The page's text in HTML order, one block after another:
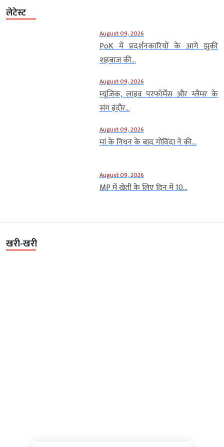
लेटेस्ट
August 09, 2026
PoK में प्रदर्शनकारियों के आगे झुकी
शहबाज की...
August 09, 2026
म्यूजिक, लाइव परफॉर्मेंस और ग्लैमर के
संग इंदौर...
August 09, 2026
मां के निधन के बाद गोविंदा ने की...
August 09, 2026
MP में खेती के लिए दिन में 10...
खरी-खरी